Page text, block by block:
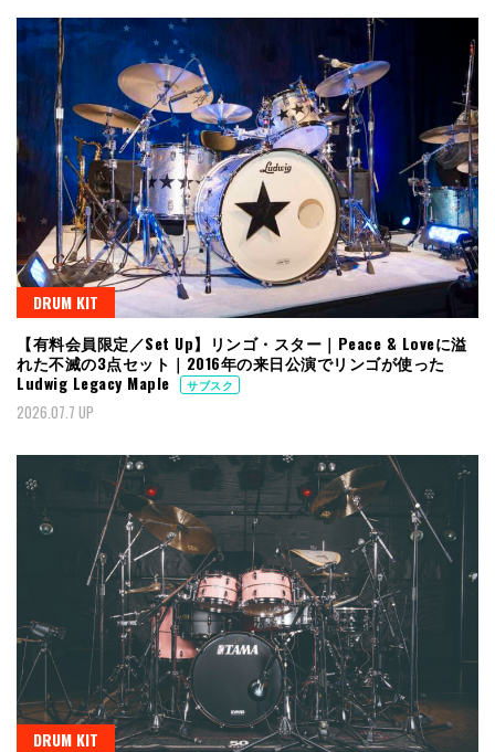
DRUM KIT
【有料会員限定／Set Up】リンゴ・スター｜Peace & Loveに溢
れた不滅の3点セット｜2016年の来日公演でリンゴが使った
Ludwig Legacy Maple
サブスク
2026.07.7 UP
DRUM KIT